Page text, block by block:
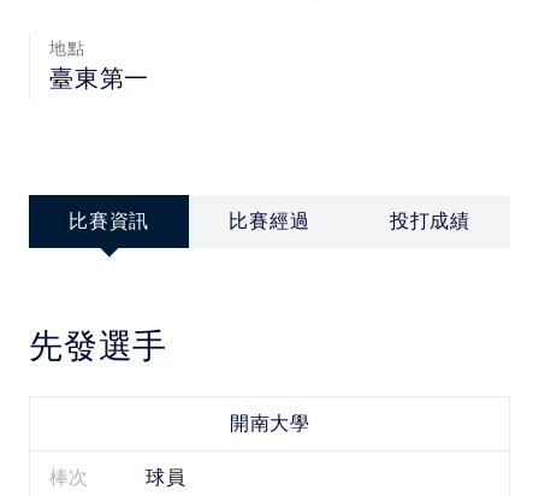
地點
臺東第一
比賽資訊 比賽經過 投打成績
先發選手
開南大學
棒次 球員